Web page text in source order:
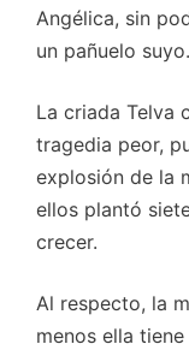
Angélica, sin
un pañuelo suyo.
La criada Telva
tragedia peor,
explosión de la
ellos plantó
crecer.
Al respecto, la
menos ella